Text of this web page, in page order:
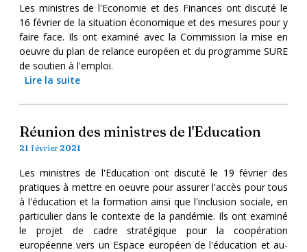
Les ministres de l'Economie et des Finances ont discuté le
16 février de la situation économique et des mesures pour y
faire face. Ils ont examiné avec la Commission la mise en
oeuvre du plan de relance européen et du programme SURE
de soutien à l'emploi.
Lire la suite
Réunion des ministres de l'Education
21 février 2021
Les ministres de l'Education ont discuté le 19 février des
pratiques à mettre en oeuvre pour assurer l'accès pour tous
à l'éducation et la formation ainsi que l'inclusion sociale, en
particulier dans le contexte de la pandémie. Ils ont examiné
le projet de cadre stratégique pour la coopération
européenne vers un Espace européen de l'éducation et au-